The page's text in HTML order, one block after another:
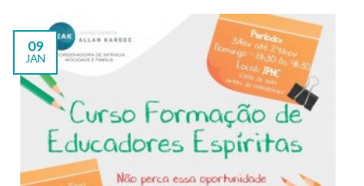
09
JAN